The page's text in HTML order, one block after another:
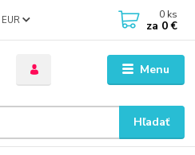
Menu
EUR
Hľadať
0 ks
za 0 €